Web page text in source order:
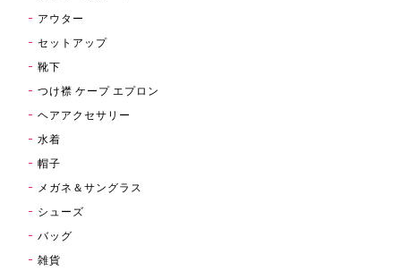
アウター
セットアップ
靴下
つけ襟 ケープ エプロン
ヘアアクセサリー
水着
帽子
メガネ＆サングラス
シューズ
バッグ
雑貨